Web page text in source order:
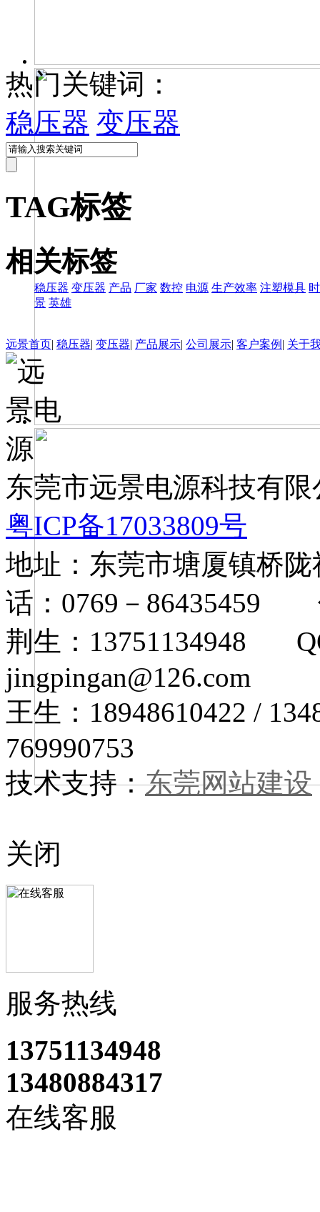
热门关键词：
稳压器 变压器
TAG标签
相关标签
稳压器 变压器 产品 厂家 数控 电源 生产效率 注塑模具
景 英雄
远景首页| 稳压器| 变压器| 产品展示| 公司展示| 客户案例 | 关于
东莞市远景电源科技有
粤ICP备17033809号
地址：东莞市塘厦镇桥
话：0769－86435459
荆生：13751134948
jingpingan@126.com
王生：
769990753
技术支持：东莞网站建设
关闭
服务热线
13751134948
13480884317
在线客服